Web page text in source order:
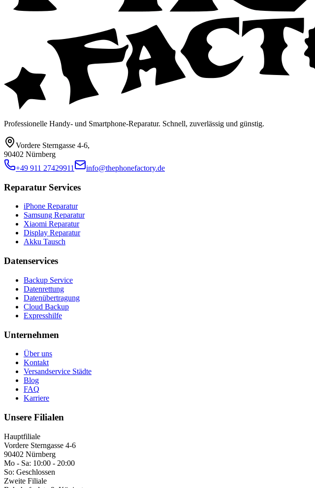
Professionelle Handy- und Smartphone-Reparatur. Schnell, zuverlässig und günstig.
Vordere Sterngasse 4-6,
90402 Nürnberg
+49 911 27429911
info@thephonefactory.de
Reparatur Services
iPhone Reparatur
Samsung Reparatur
Xiaomi Reparatur
Display Reparatur
Akku Tausch
Datenservices
Backup Service
Datenrettung
Datenübertragung
Cloud Backup
Expresshilfe
Unternehmen
Über uns
Kontakt
Versandservice Städte
Blog
FAQ
Karriere
Unsere Filialen
Hauptfiliale
Vordere Sterngasse 4-6
90402 Nürnberg
Mo - Sa: 10:00 - 20:00
So: Geschlossen
Zweite Filiale